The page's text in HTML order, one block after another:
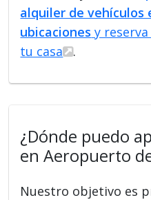
alquiler de vehículos
ubicaciones y
tu casa
.
¿Dónde puedo
en Aeropuerto
Nuestro objetivo es